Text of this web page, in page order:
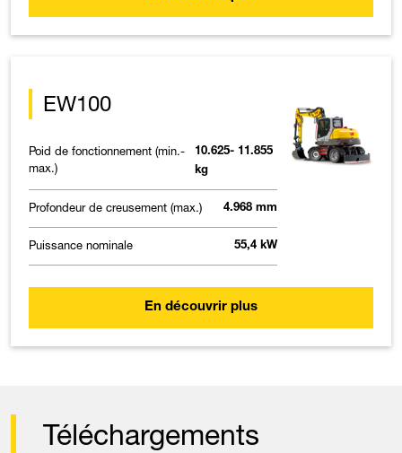
EW100
Poid de fonctionnement (min.-
max.)
10.625- 11.855
kg
Profondeur de creusement (max.) 4.968 mm
Puissance nominale 55,4 kW
En découvrir plus
Téléchargements